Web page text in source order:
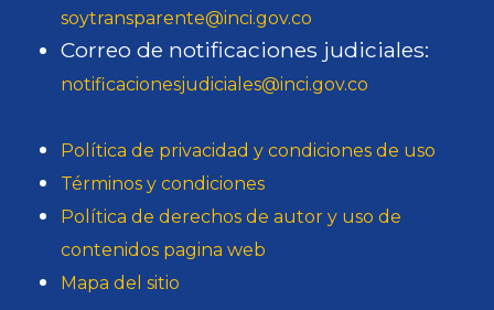
soytransparente@inci.gov.co
Correo de notificaciones judiciales:
notificacionesjudiciales@inci.gov.co
Política de privacidad y condiciones de uso
Términos y condiciones
Política de derechos de autor y uso de
contenidos pagina web
Mapa del sitio